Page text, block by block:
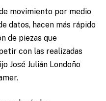
movimiento por medio
datos, hacen más rápido
de piezas que
con las realizadas
José Julián Londoño